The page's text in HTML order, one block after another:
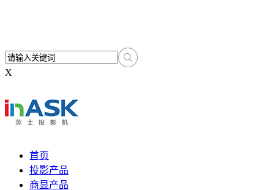
X
首页
投影产品
商显产品